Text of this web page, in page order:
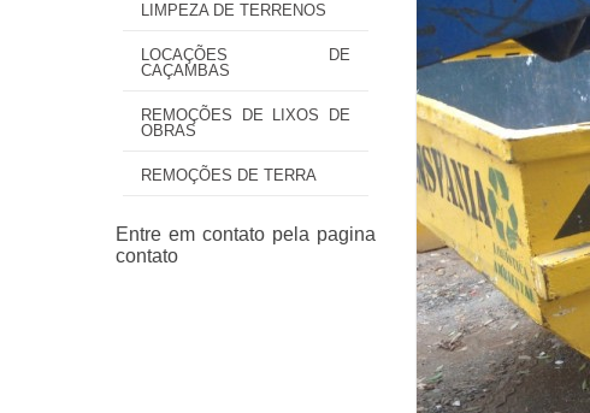
LIMPEZA DE TERRENOS
LOCAÇÕES DE
CAÇAMBAS
REMOÇÕES DE LIXOS DE
OBRAS
REMOÇÕES DE TERRA